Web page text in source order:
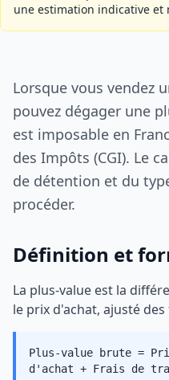
une estimation indicative et
Lorsque vous vendez
pouvez dégager une
est imposable en
des Impôts (CGI). Le
de détention et du
procéder.
Définition et
La plus-value est la
le prix d'achat, ajusté
Plus-value brute =
d'achat + Frais de